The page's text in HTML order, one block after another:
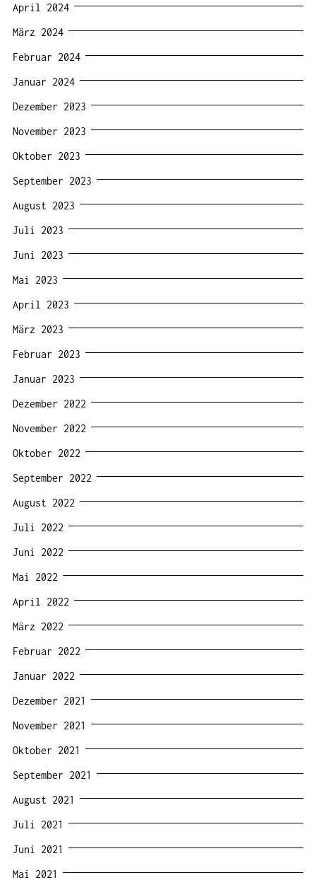
April 2024
März 2024
Februar 2024
Januar 2024
Dezember 2023
November 2023
Oktober 2023
September 2023
August 2023
Juli 2023
Juni 2023
Mai 2023
April 2023
März 2023
Februar 2023
Januar 2023
Dezember 2022
November 2022
Oktober 2022
September 2022
August 2022
Juli 2022
Juni 2022
Mai 2022
April 2022
März 2022
Februar 2022
Januar 2022
Dezember 2021
November 2021
Oktober 2021
September 2021
August 2021
Juli 2021
Juni 2021
Mai 2021